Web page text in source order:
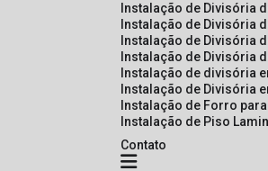
Instalação de Divisória
Instalação de Divisória
Instalação de Divisória
Instalação de Divisória
Instalação de divisória
Instalação de Divisória
Instalação de Forro
Instalação de Piso
Contato